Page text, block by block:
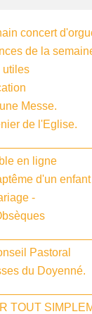
concert
de la
utiles
Messe.
de l'Eglise.
en ligne
d'un enfant
-
Pastoral
du Doyenné.
TOUT